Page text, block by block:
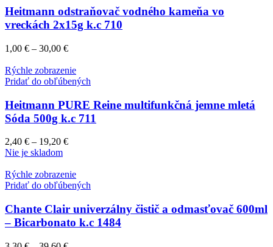
Heitmann odstraňovač vodného kameňa vo
vreckách 2x15g k.c 710
1,00 € – 30,00 €
Rýchle zobrazenie
Pridať do obľúbených
Heitmann PURE Reine multifunkčná jemne mletá
Sóda 500g k.c 711
2,40 € – 19,20 €
Nie je skladom
Rýchle zobrazenie
Pridať do obľúbených
Chante Clair univerzálny čistič a odmasťovač 600ml
– Bicarbonato k.c 1484